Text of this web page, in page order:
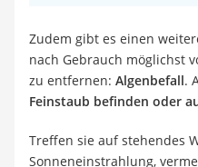
Zudem gibt es einen
nach Gebrauch möglichst
zu entfernen: Algenbefall.
Feinstaub befinden oder
Treffen sie auf stehendes
Sonneneinstrahlung,